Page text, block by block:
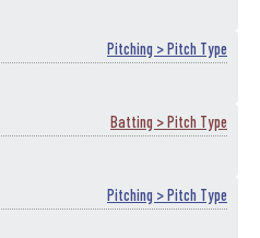
Pitching > Pitch Type
Batting > Pitch Type
Pitching > Pitch Type